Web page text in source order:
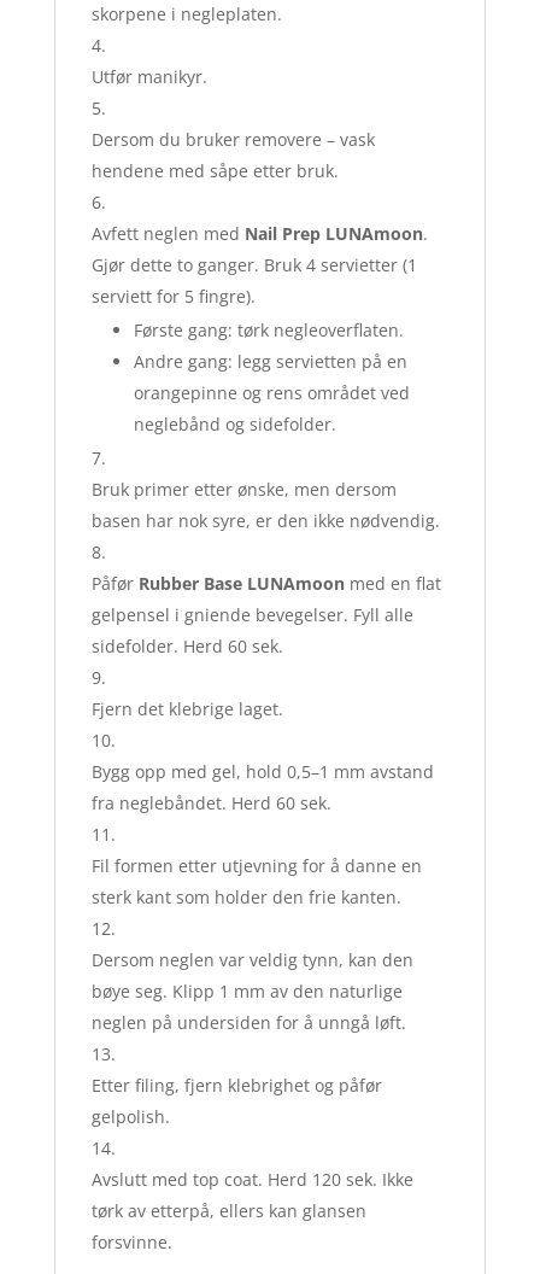
skorpene i negleplaten.
Utfør manikyr.
Dersom du bruker removere – vask
hendene med såpe etter bruk.
Avfett neglen med Nail Prep LUNAmoon.
Gjør dette to ganger. Bruk 4 servietter (1
serviett for 5 fingre).
Første gang: tørk negleoverflaten.
Andre gang: legg servietten på en
orangepinne og rens området ved
neglebånd og sidefolder.
Bruk primer etter ønske, men dersom
basen har nok syre, er den ikke nødvendig.
Påfør Rubber Base LUNAmoonmed en flat
gelpensel i gniende bevegelser. Fyll alle
sidefolder. Herd 60 sek.
Fjern det klebrige laget.
Bygg opp med gel, hold 0,5–1 mm avstand
fra neglebåndet. Herd 60 sek.
Fil formen etter utjevning for å danne en
sterk kant som holder den frie kanten.
Dersom neglen var veldig tynn, kan den
bøye seg. Klipp 1 mm av den naturlige
neglen på undersiden for å unngå løft.
Etter filing, fjern klebrighet og påfør
gelpolish.
Avslutt med top coat. Herd 120 sek. Ikke
tørk av etterpå, ellers kan glansen
forsvinne.